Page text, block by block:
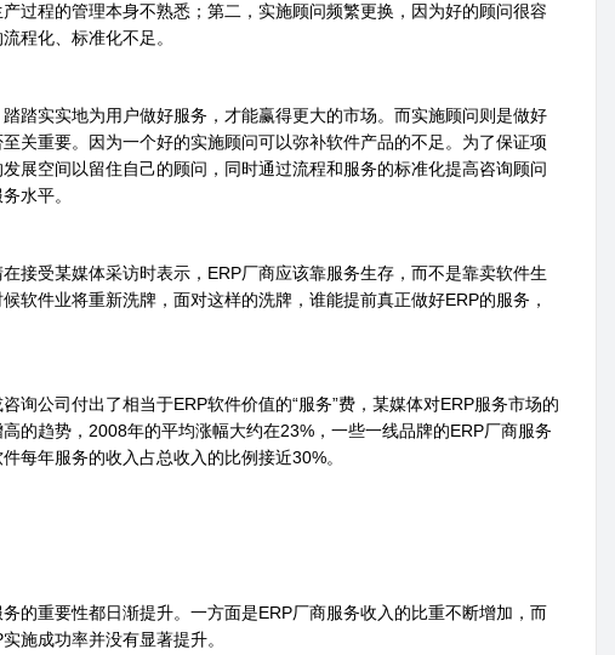
过程的管理本身不熟悉；第二，实施顾问频繁更换，因为好的顾问很容
程化、标准化不足。
实实地为用户做好服务，才能赢得更大的市场。而实施顾问则是做好
关重要。因为一个好的实施顾问可以弥补软件产品的不足。为了保证项
展空间以留住自己的顾问，同时通过流程和服务的标准化提高咨询顾问
水平。
受某媒体采访时表示，ERP厂商应该靠服务生存，而不是靠卖软件生
软件业将重新洗牌，面对这样的洗牌，谁能提前真正做好ERP的服务，
公司付出了相当于ERP软件价值的“服务”费，某媒体对ERP服务市场的
的趋势，2008年的平均涨幅大约在23%，一些一线品牌的ERP厂商服务
每年服务的收入占总收入的比例接近30%。
重要性都日渐提升。一方面是ERP厂商服务收入的比重不断增加，而
施成功率并没有显著提升。